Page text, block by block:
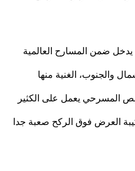
المسارح العالمية
الغنية منها
يعمل على الكثير
فوق الركح صعبة جدا